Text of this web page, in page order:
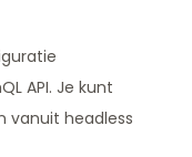
API. Je kunt
vanuit headless